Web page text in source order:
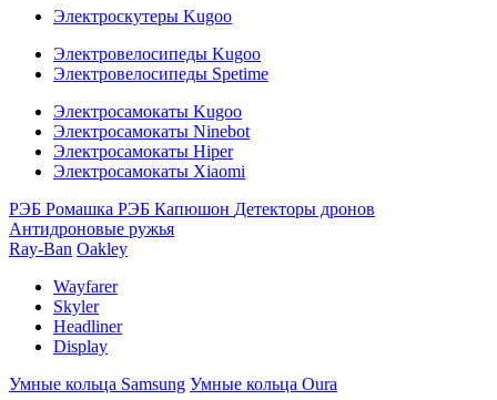
Электроскутеры Kugoo
Электровелосипеды Kugoo
Электровелосипеды Spetime
Электросамокаты Kugoo
Электросамокаты Ninebot
Электросамокаты Hiper
Электросамокаты Xiaomi
РЭБ Ромашка РЭБ Капюшон Детекторы дронов
Антидроновые ружья
Ray-Ban Oakley
Wayfarer
Skyler
Headliner
Display
Умные кольца Samsung Умные кольца Oura